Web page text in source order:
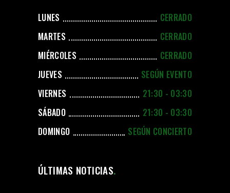
LUNES
CERRADO
MARTES
CERRADO
MIÉRCOLES
CERRADO
JUEVES
SEGÚN EVENTO
VIERNES
21:30 - 03:30
SÁBADO
21:30 - 03:30
DOMINGO
SEGÚN CONCIERTO
ÚLTIMAS NOTICIAS